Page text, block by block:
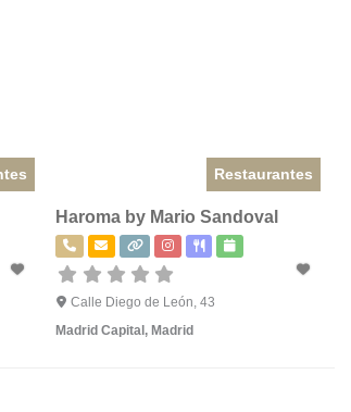
Restaurantes
Haroma by Mario Sandoval
Calle Diego de León, 43
Madrid Capital , Madrid